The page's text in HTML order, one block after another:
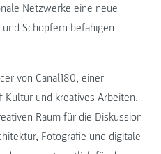
Netzwerke eine neue
Schöpfern befähigen
von Canal180, einer
und kreatives Arbeiten.
Raum für die Diskussion
Fotografie und digitale